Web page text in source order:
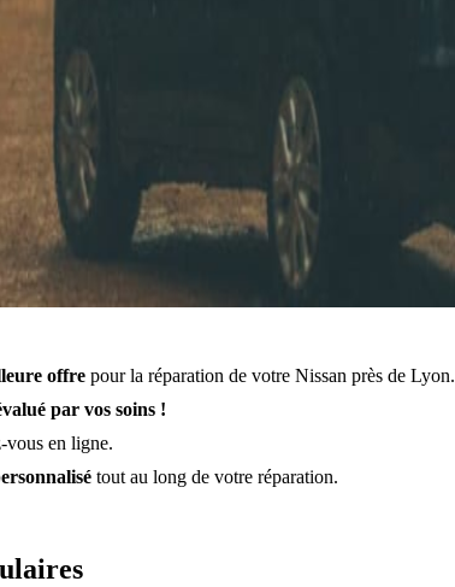
offre pour la réparation de votre Nissan près de Lyon.
par vos soins !
vous en ligne.
tout au long de votre réparation.